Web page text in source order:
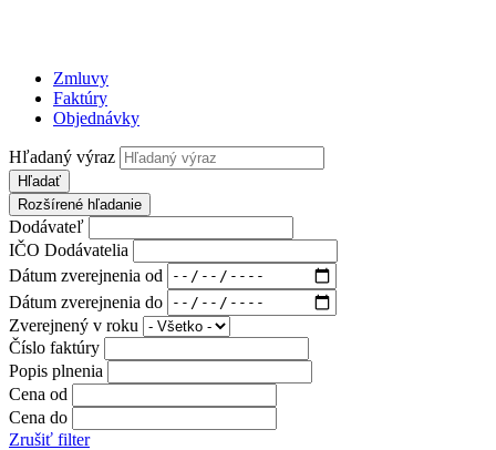
Zmluvy
Faktúry
Objednávky
Hľadaný výraz
Hľadať
Rozšírené hľadanie
Dodávateľ
IČO Dodávatelia
Dátum zverejnenia od
Dátum zverejnenia do
Zverejnený v roku
Číslo faktúry
Popis plnenia
Cena od
Cena do
Zrušiť filter